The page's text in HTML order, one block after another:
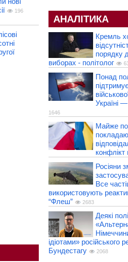
196
АНАЛІТИКА
Кремль
порядку
виборах - політолог
Понад
Україні
1646
Майже
конфлікт
Росіяни
Все
використовують
“Флеш”
2683
Деякі
ідіотами» російського
Бундестагу
2068